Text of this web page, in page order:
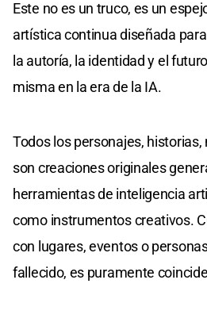
Este no es un truco, es un
artística continua diseñada
la autoría, la identidad y el
misma en la era de la IA.
Todos los personajes,
son creaciones originales
herramientas de inteligencia
como instrumentos creativos.
con lugares, eventos o
fallecido, es puramente